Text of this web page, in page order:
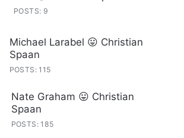
POSTS: 9
Michael Larabel 😛 Christian
Spaan
POSTS: 115
Nate Graham 😛 Christian
Spaan
POSTS: 185